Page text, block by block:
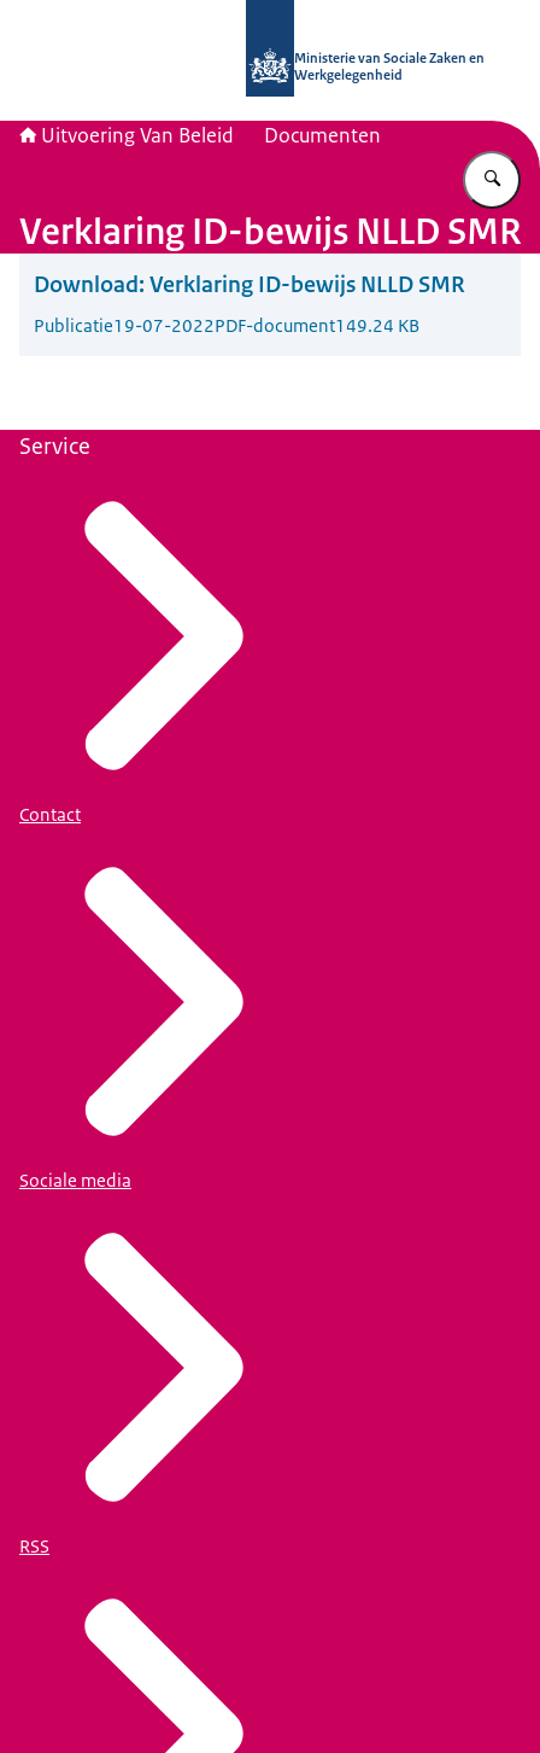
Ministerie van Sociale Zaken en
Werkgelegenheid
Uitvoering Van Beleid Documenten
Verklaring ID-bewijs NLLD SMR
Download: Verklaring ID-bewijs NLLD SMR
Publicatie19-07-2022PDF-document149.24 KB
Service
Contact
Sociale media
RSS